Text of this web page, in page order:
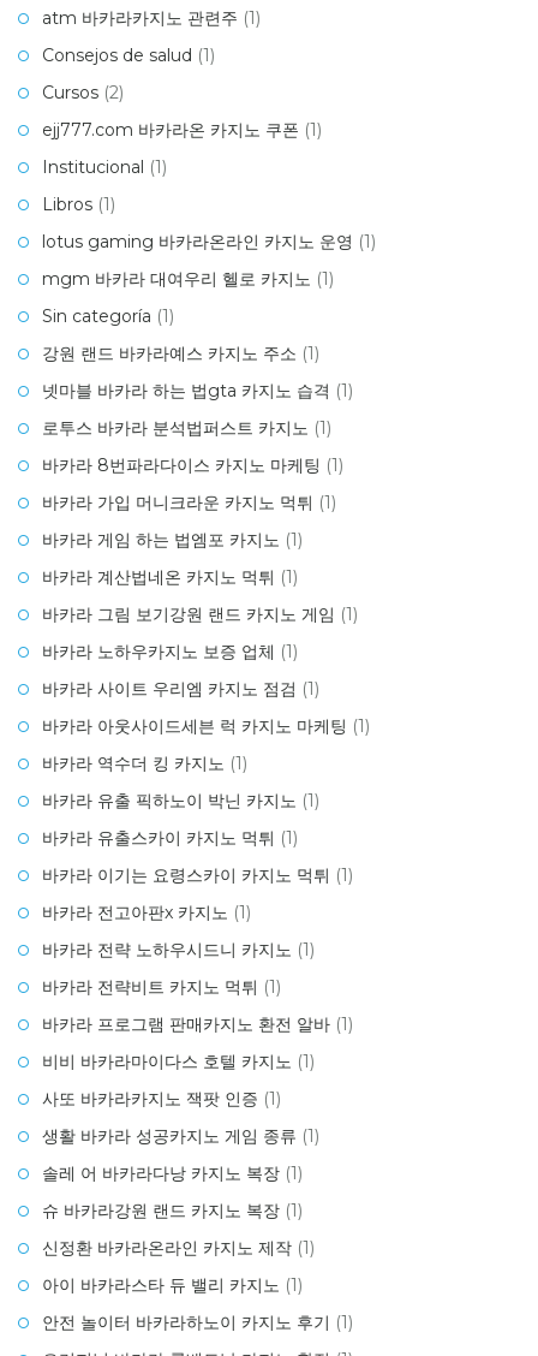
atm 바카라카지노 관련주 (1)
Consejos de salud (1)
Cursos (2)
ejj777.com 바카라온 카지노 쿠폰 (1)
Institucional (1)
Libros (1)
lotus gaming 바카라온라인 카지노 운영 (1)
mgm 바카라 대여우리 헬로 카지노 (1)
Sin categoría (1)
강원 랜드 바카라예스 카지노 주소 (1)
넷마블 바카라 하는 법gta 카지노 습격 (1)
로투스 바카라 분석법퍼스트 카지노 (1)
바카라 8번파라다이스 카지노 마케팅 (1)
바카라 가입 머니크라운 카지노 먹튀 (1)
바카라 게임 하는 법엠포 카지노 (1)
바카라 계산법네온 카지노 먹튀 (1)
바카라 그림 보기강원 랜드 카지노 게임 (1)
바카라 노하우카지노 보증 업체 (1)
바카라 사이트 우리엠 카지노 점검 (1)
바카라 아웃사이드세븐 럭 카지노 마케팅 (1)
바카라 역수더 킹 카지노 (1)
바카라 유출 픽하노이 박닌 카지노 (1)
바카라 유출스카이 카지노 먹튀 (1)
바카라 이기는 요령스카이 카지노 먹튀 (1)
바카라 전고아판x 카지노 (1)
바카라 전략 노하우시드니 카지노 (1)
바카라 전략비트 카지노 먹튀 (1)
바카라 프로그램 판매카지노 환전 알바 (1)
비비 바카라마이다스 호텔 카지노 (1)
사또 바카라카지노 잭팟 인증 (1)
생활 바카라 성공카지노 게임 종류 (1)
솔레 어 바카라다낭 카지노 복장 (1)
슈 바카라강원 랜드 카지노 복장 (1)
신정환 바카라온라인 카지노 제작 (1)
아이 바카라스타 듀 밸리 카지노 (1)
안전 놀이터 바카라하노이 카지노 후기 (1)